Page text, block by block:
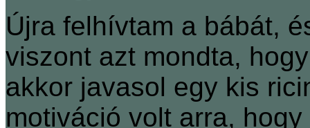
Újra felhívtam a bábát,
viszont azt mondta,
akkor javasol egy kis
motiváció volt arra,